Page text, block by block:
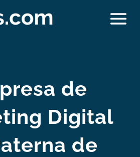
de
Digital
de